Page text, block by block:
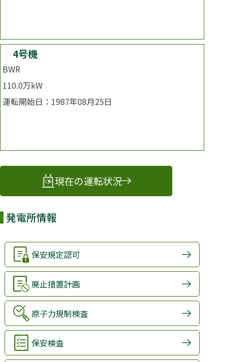
4号機
BWR
110.0万kW
運転開始日：1987年08月25日
現在の運転状況
発電所情報
保安規定認可
廃止措置計画
原子力規制検査
保安検査